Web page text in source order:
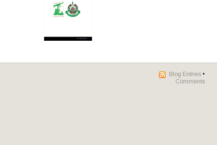
Blog Entries •
Comments